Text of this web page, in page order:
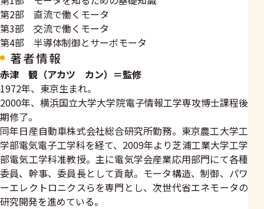
第2部 直流で働くモータ
第3部 交流で働くモータ
第4部 半導体制御とサーボモータ
著者情報
赤津 観（アカツ カン）＝監修
1972年、東京生まれ。
2000年、横浜国立大学大学院電子情報工学専攻博士課程後
期修了。
同年日産自動車株式会社総合研究所勤務。東京農工大学工
学部電気電子工学科を経て、2009年より芝浦工業大学工学
部電気工学科准教授。主に電気学会産業応用部門にて各種
委員、幹事、委員長として貢献。モータ構造、制御、パワ
ーエレクトロニクスらを専門とし、次世代省エネモータの
研究開発を進めている。